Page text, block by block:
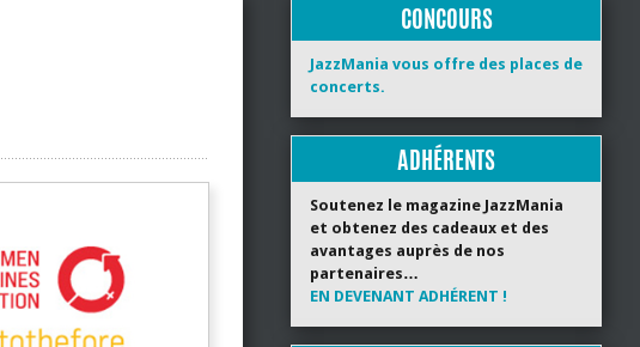
CONCOURS
JazzMania vous offre des places de
concerts.
ADHÉRENTS
Soutenez le magazine JazzMania
et obtenez des cadeaux et des
avantages auprès de nos
partenaires…
EN DEVENANT ADHÉRENT !